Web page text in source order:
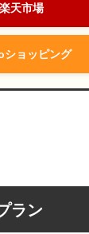
楽天市場
ショッピング
ラン